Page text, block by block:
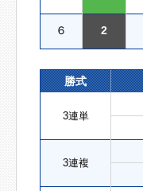
６ 2
勝式
3連単
3連複